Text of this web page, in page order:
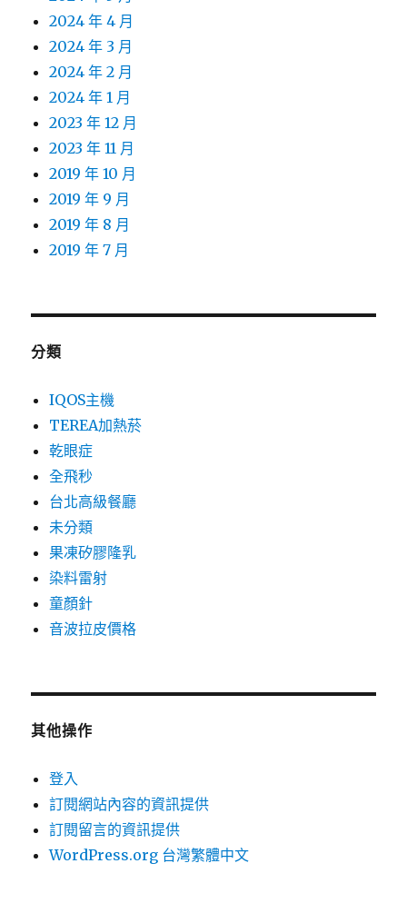
2024 年 4 月
2024 年 3 月
2024 年 2 月
2024 年 1 月
2023 年 12 月
2023 年 11 月
2019 年 10 月
2019 年 9 月
2019 年 8 月
2019 年 7 月
分類
IQOS主機
TEREA加熱菸
乾眼症
全飛秒
台北高級餐廳
未分類
果凍矽膠隆乳
染料雷射
童顏針
音波拉皮價格
其他操作
登入
訂閱網站內容的資訊提供
訂閱留言的資訊提供
WordPress.org 台灣繁體中文